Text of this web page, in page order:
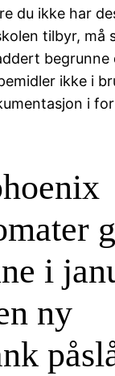
du ikke har
tilbyr, må
begrunne
ikke i
i
i
ny